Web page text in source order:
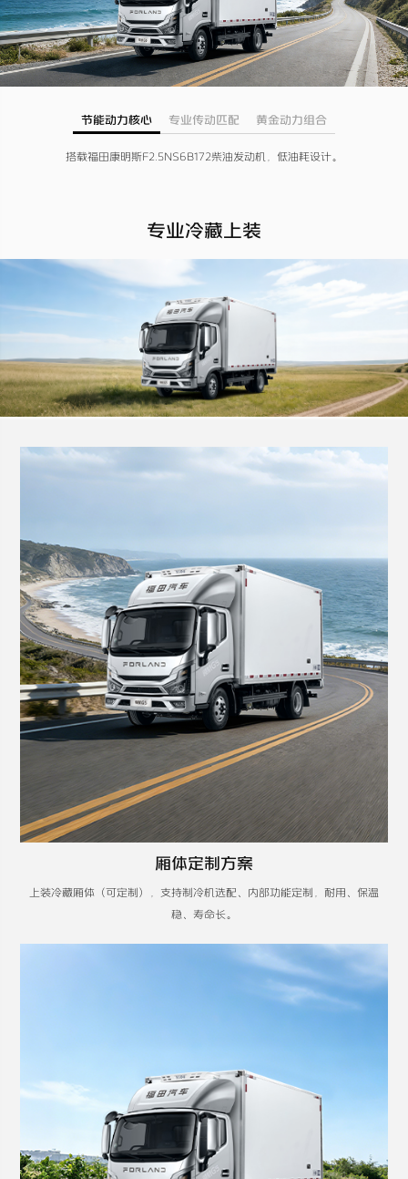
节能动力核心 专业传动匹配 黄金动力组合
搭载福田康明斯F2.5NS6B172柴油发动机，低油耗设计。
专业冷藏上装
厢体定制方案
上装冷藏厢体（可定制），支持制冷机选配、内部功能定制，耐用、保温
稳、寿命长。